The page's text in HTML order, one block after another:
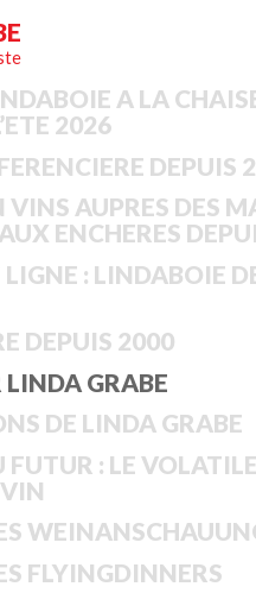
A LA
2026
DEPUIS
VINS AUPRES DES
ENCHERES
: LINDABOIE
DEPUIS 2000
LINDA GRABE
DE LINDA GRABE
FUTUR : LE
FLYINGDINNERS